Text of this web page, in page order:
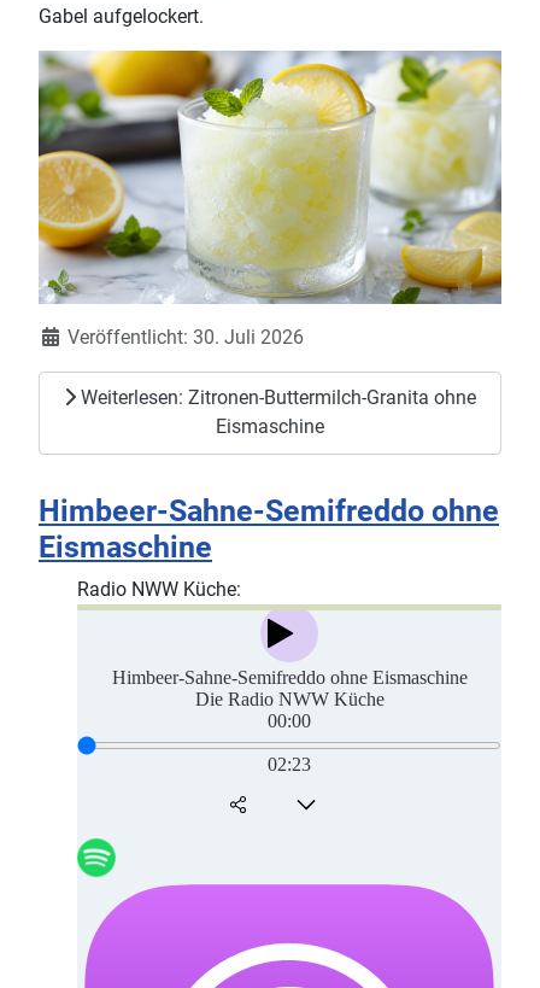
Gabel aufgelockert.
DetailsVeröffentlicht: 30. Juli 2026
Weiterlesen: Zitronen-Buttermilch-Granita ohne
Eismaschine
Himbeer-Sahne-Semifreddo ohne
Eismaschine
Radio NWW Küche: